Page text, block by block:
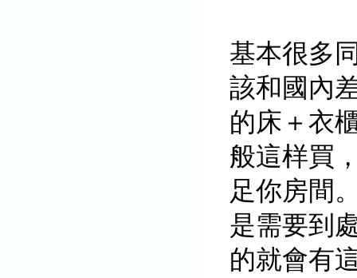
基本很多
該和國內
的床＋衣
般這样買
足你房間
是需要到
的就會有